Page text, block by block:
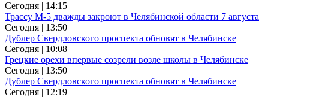
Сегодня | 14:15
Трассу М-5 дважды закроют в Челябинской области 7 августа
Сегодня | 13:50
Дублер Свердловского проспекта обновят в Челябинске
Сегодня | 10:08
Грецкие орехи впервые созрели возле школы в Челябинске
Сегодня | 13:50
Дублер Свердловского проспекта обновят в Челябинске
Сегодня | 12:19